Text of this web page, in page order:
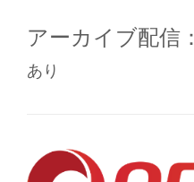
アーカイブ配信：
あり